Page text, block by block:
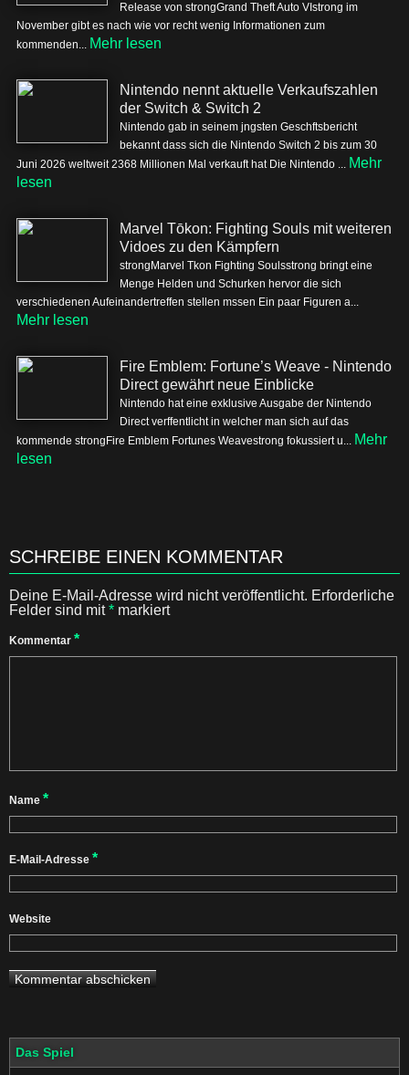
Release von strongGrand Theft Auto VIstrong im
November gibt es nach wie vor recht wenig Informationen zum
kommenden... Mehr lesen
Nintendo nennt aktuelle Verkaufszahlen
der Switch & Switch 2
Nintendo gab in seinem jngsten Geschftsbericht
bekannt dass sich die Nintendo Switch 2 bis zum 30
Juni 2026 weltweit 2368 Millionen Mal verkauft hat Die Nintendo ... Mehr
lesen
Marvel Tōkon: Fighting Souls mit weiteren
Vidoes zu den Kämpfern
strongMarvel Tkon Fighting Soulsstrong bringt eine
Menge Helden und Schurken hervor die sich
verschiedenen Aufeinandertreffen stellen mssen Ein paar Figuren a...
Mehr lesen
Fire Emblem: Fortune’s Weave - Nintendo
Direct gewährt neue Einblicke
Nintendo hat eine exklusive Ausgabe der Nintendo
Direct verffentlicht in welcher man sich auf das
kommende strongFire Emblem Fortunes Weavestrong fokussiert u... Mehr
lesen
SCHREIBE EINEN KOMMENTAR
Deine E-Mail-Adresse wird nicht veröffentlicht. Erforderliche
Felder sind mit* markiert
Kommentar *
Name *
E-Mail-Adresse *
Website
Das Spiel